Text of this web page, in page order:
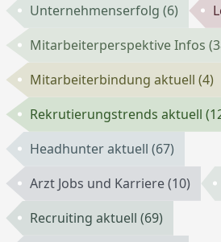
Unternehmenserfolg(6)
Mitarbeiterperspektive Infos
Mitarbeiterbindung aktuell(4)
Rekrutierungstrends aktuell
Headhunter aktuell(67)
Arzt Jobs und Karriere(10)
Recruiting aktuell(69)